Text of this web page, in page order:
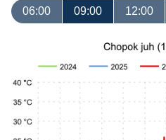
06:00 09:00 12:00